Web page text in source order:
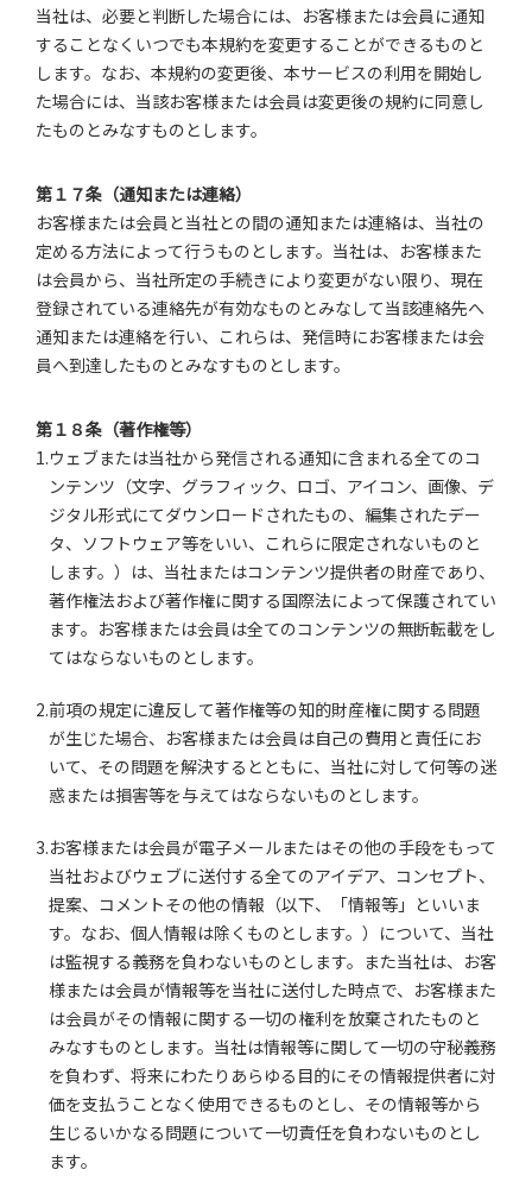
当社は、必要と判断した場合には、お客様または会員に通知
することなくいつでも本規約を変更することができるものと
します。なお、本規約の変更後、本サービスの利用を開始し
た場合には、当該お客様または会員は変更後の規約に同意し
たものとみなすものとします。
第１７条（通知または連絡）
お客様または会員と当社との間の通知または連絡は、当社の
定める方法によって行うものとします。当社は、お客様また
は会員から、当社所定の手続きにより変更がない限り、現在
登録されている連絡先が有効なものとみなして当該連絡先へ
通知または連絡を行い、これらは、発信時にお客様または会
員へ到達したものとみなすものとします。
第１８条（著作権等）
1.ウェブまたは当社から発信される通知に含まれる全てのコ
ンテンツ（文字、グラフィック、ロゴ、アイコン、画像、デ
ジタル形式にてダウンロードされたもの、編集されたデー
タ、ソフトウェア等をいい、これらに限定されないものと
します。）は、当社またはコンテンツ提供者の財産であり、
著作権法および著作権に関する国際法によって保護されてい
ます。お客様または会員は全てのコンテンツの無断転載をし
てはならないものとします。
2.前項の規定に違反して著作権等の知的財産権に関する問題
が生じた場合、お客様または会員は自己の費用と責任にお
いて、その問題を解決するとともに、当社に対して何等の迷
惑または損害等を与えてはならないものとします。
3.お客様または会員が電子メールまたはその他の手段をもって
当社およびウェブに送付する全てのアイデア、コンセプト、
提案、コメントその他の情報（以下、「情報等」といいま
す。なお、個人情報は除くものとします。）について、当社
は監視する義務を負わないものとします。また当社は、お客
様または会員が情報等を当社に送付した時点で、お客様また
は会員がその情報に関する一切の権利を放棄されたものと
みなすものとします。当社は情報等に関して一切の守秘義務
を負わず、将来にわたりあらゆる目的にその情報提供者に対
価を支払うことなく使用できるものとし、その情報等から
生じるいかなる問題について一切責任を負わないものとし
ます。